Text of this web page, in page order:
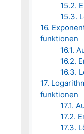
15.2.
15.3.
16.
funktionen
16.1.
16.2.
16.3.
17.
funktionen
17.1.
17.2.
17.3.